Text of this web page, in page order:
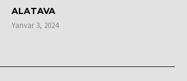
ALATAVA
Yanvar 3, 2024